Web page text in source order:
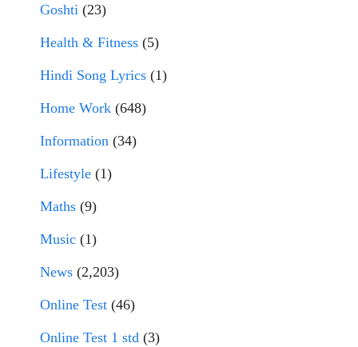
Goshti (23)
Health & Fitness (5)
Hindi Song Lyrics (1)
Home Work (648)
Information (34)
Lifestyle (1)
Maths (9)
Music (1)
News (2,203)
Online Test (46)
Online Test 1 std (3)